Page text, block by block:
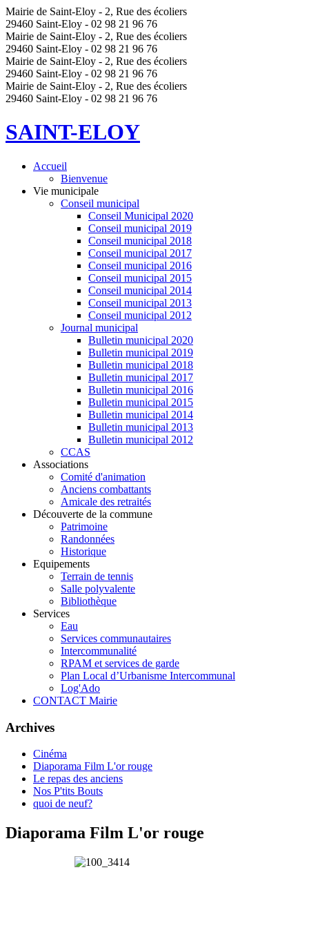
Mairie de Saint-Eloy - 2, Rue des écoliers
29460 Saint-Eloy - 02 98 21 96 76
Mairie de Saint-Eloy - 2, Rue des écoliers
29460 Saint-Eloy - 02 98 21 96 76
Mairie de Saint-Eloy - 2, Rue des écoliers
29460 Saint-Eloy - 02 98 21 96 76
Mairie de Saint-Eloy - 2, Rue des écoliers
29460 Saint-Eloy - 02 98 21 96 76
SAINT-ELOY
Accueil
Bienvenue
Vie municipale
Conseil municipal
Conseil Municipal 2020
Conseil municipal 2019
Conseil municipal 2018
Conseil municipal 2017
Conseil municipal 2016
Conseil municipal 2015
Conseil municipal 2014
Conseil municipal 2013
Conseil municipal 2012
Journal municipal
Bulletin municipal 2020
Bulletin municipal 2019
Bulletin municipal 2018
Bulletin municipal 2017
Bulletin municipal 2016
Bulletin municipal 2015
Bulletin municipal 2014
Bulletin municipal 2013
Bulletin municipal 2012
CCAS
Associations
Comité d'animation
Anciens combattants
Amicale des retraités
Découverte de la commune
Patrimoine
Randonnées
Historique
Equipements
Terrain de tennis
Salle polyvalente
Bibliothèque
Services
Eau
Services communautaires
Intercommunalité
RPAM et services de garde
Plan Local d’Urbanisme Intercommunal
Log'Ado
CONTACT Mairie
Archives
Cinéma
Diaporama Film L'or rouge
Le repas des anciens
Nos P'tits Bouts
quoi de neuf?
Diaporama Film L'or rouge